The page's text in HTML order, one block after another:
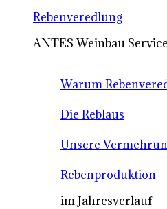
Rebenveredlung
ANTES Weinbau
Warum
Die Reblaus
Unsere
Rebenproduktion
im Jahresverlauf